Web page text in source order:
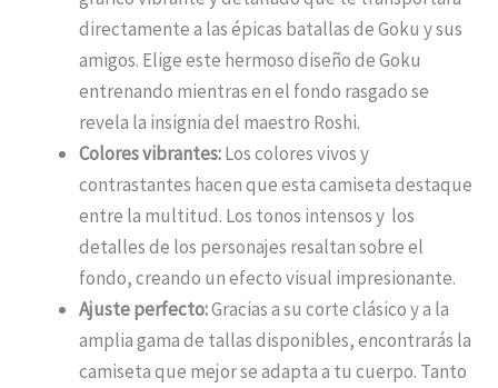
directamente a las épicas batallas de Goku y sus
amigos. Elige este hermoso diseño de Goku
entrenando mientras en el fondo rasgado se
revela la insignia del maestro Roshi.
Colores vibrantes:Los colores vivos y
contrastantes hacen que esta camiseta destaque
entre la multitud. Los tonos intensos y los
detalles de los personajes resaltan sobre el
fondo, creando un efecto visual impresionante.
Ajuste perfecto:Gracias a su corte clásico y a la
amplia gama de tallas disponibles, encontrarás la
camiseta que mejor se adapta a tu cuerpo. Tanto